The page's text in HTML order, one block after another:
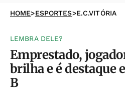
HOME>ESPORTES>E.C.VITÓRIA
LEMBRA DELE?
Emprestado,
brilha e é destaque
B